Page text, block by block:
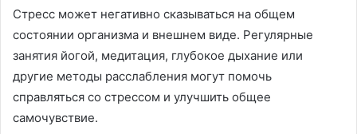
Стресс может негативно сказываться на общем
состоянии организма и внешнем виде. Регулярные
занятия йогой, медитация, глубокое дыхание или
другие методы расслабления могут помочь
справляться со стрессом и улучшить общее
самочувствие.